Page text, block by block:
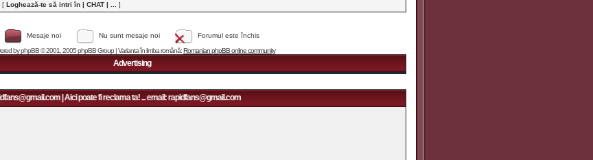
Loghează-te să intri în | CHAT | ... ]
Mesaje noi Nu sunt mesaje noi
Forumul este închis
byphpBB© 2001, 2005 phpBB Group | Varianta în limba română:Romanian phpBB online community
Advertising
| Aici poate fi reclama ta! ... email: rapidfans@gmail.com